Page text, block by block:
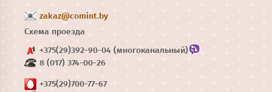
zakaz@comint.by
Схема проезда
+375(29)392-90-04 (многоканальный)
8 (017) 374-00-26
+375(29)700-77-67